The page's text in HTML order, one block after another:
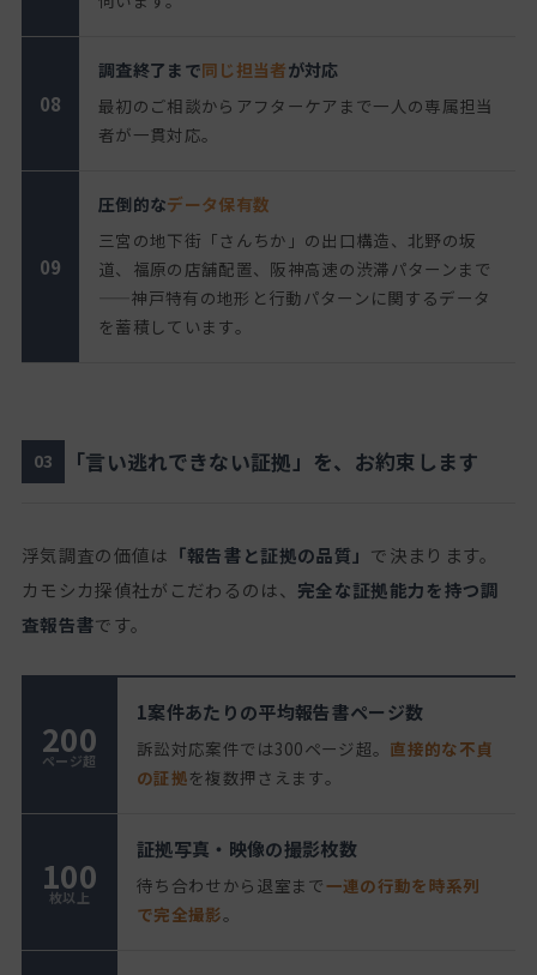
08
調査終了まで同じ担当者が対応
最初のご相談からアフターケアまで一人の専属担当
者が一貫対応。
09
圧倒的なデータ保有数
三宮の地下街「さんちか」の出口構造、北野の坂
道、福原の店舗配置、阪神高速の渋滞パターンまで
——神戸特有の地形と行動パターンに関するデータ
を蓄積しています。
03 「言い逃れできない証拠」を、お約束します
浮気調査の価値は 「報告書と証拠の品質」 で決まります。
カモシカ探偵社がこだわるのは、 完全な証拠能力を持つ調
査報告書です。
200
ページ超
1案件あたりの平均報告書ページ数
訴訟対応案件では300ページ超。 直接的な不貞
の証拠を複数押さえます。
100
枚以上
証拠写真・映像の撮影枚数
待ち合わせから退室まで一連の行動を時系列
で完全撮影。